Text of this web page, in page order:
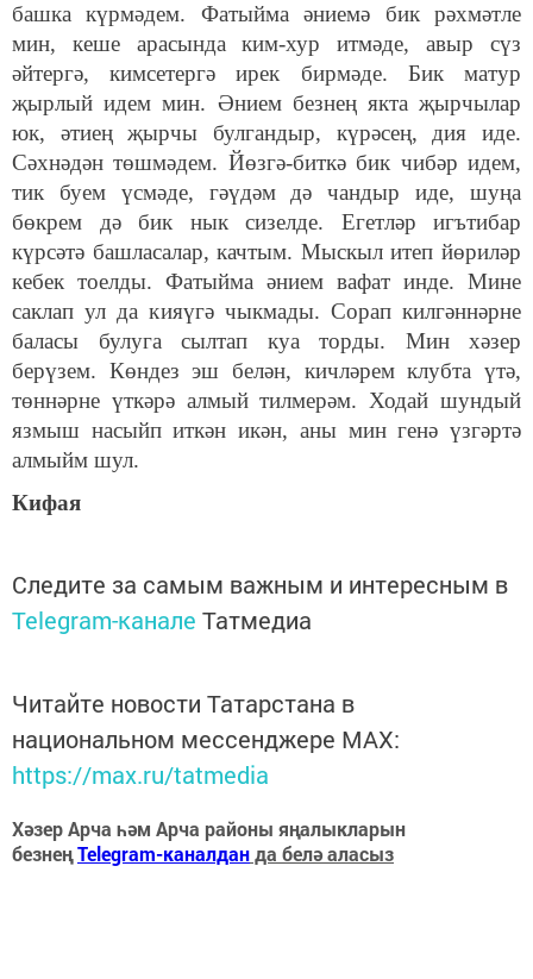
башка күрмәдем. Фатыйма әниемә бик рәхмәтле
мин, кеше арасында ким-хур итмәде, авыр сүз
әйтергә, кимсетергә ирек бирмәде. Бик матур
җырлый идем мин. Әнием безнең якта җырчылар
юк, әтиең җырчы булгандыр, күрәсең, дия иде.
Сәхнәдән төшмәдем. Йөзгә-биткә бик чибәр идем,
тик буем үсмәде, гәүдәм дә чандыр иде, шуңа
бөкрем дә бик нык сизелде. Егетләр игътибар
күрсәтә башласалар, качтым. Мыскыл итеп йөриләр
кебек тоелды. Фатыйма әнием вафат инде. Мине
саклап ул да кияүгә чыкмады. Сорап килгәннәрне
баласы булуга сылтап куа торды. Мин хәзер
берүзем. Көндез эш белән, кичләрем клубта үтә,
төннәрне үткәрә алмый тилмерәм. Ходай шундый
язмыш насыйп иткән икән, аны мин генә үзгәртә
алмыйм шул.
Кифая
Следите за самым важным и интересным в
Telegram-канале Татмедиа
Читайте новости Татарстана в
национальном мессенджере MАХ:
https://max.ru/tatmedia
Хәзер Арча һәм Арча районы яңалыкларын
безнеңTelegram-каналданда белә аласыз